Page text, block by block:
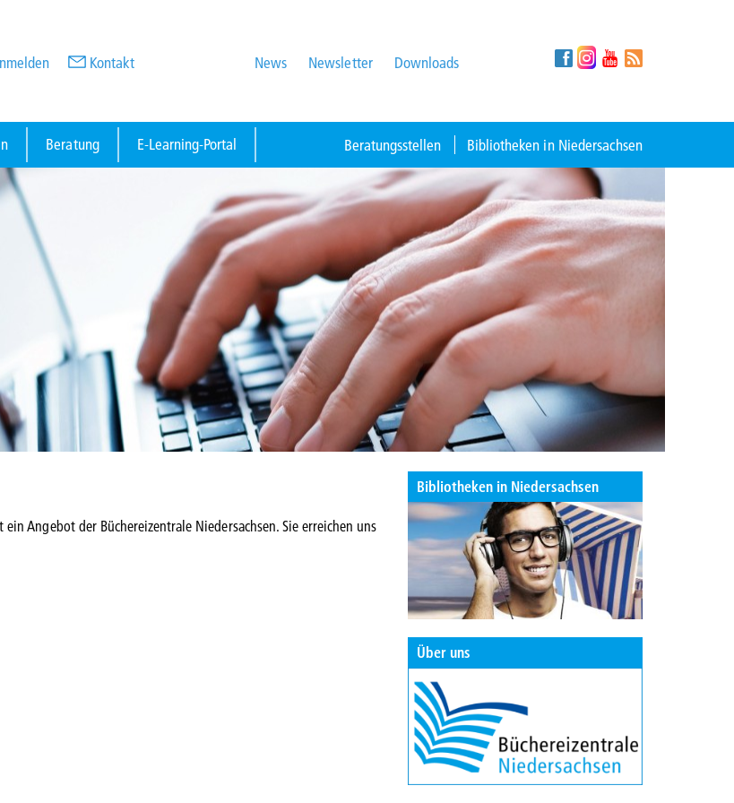
Kontakt News Newsletter Downloads
Beratung E-Learning-Portal Beratungsstellen Bibliotheken in Niedersachsen
Angebot der Büchereizentrale Niedersachsen. Sie erreichen uns
Bibliotheken in Niedersachsen
Über uns